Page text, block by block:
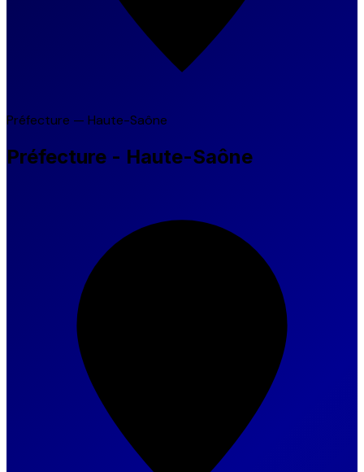
Préfecture — Haute-Saône
Préfecture - Haute-Saône